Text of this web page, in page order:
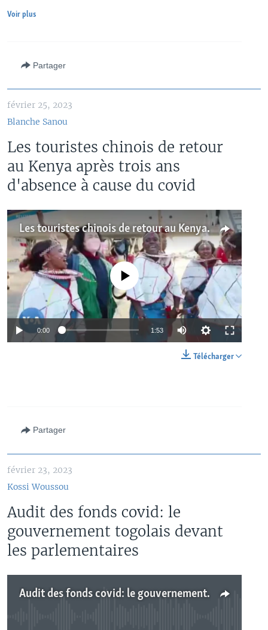
Voir plus
Partager
février 25, 2023
Blanche Sanou
Les touristes chinois de retour
au Kenya après trois ans
d'absence à cause du covid
Les touristes chinois de retour au Kenya après trois ans d'absence à cause du covid
No media source currently available
0:00 1:53
Télécharger
Partager
février 23, 2023
Kossi Woussou
Audit des fonds covid: le
gouvernement togolais devant
les parlementaires
Audit des fonds covid: le gouvernement togolais devant les parlementaires